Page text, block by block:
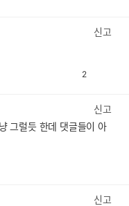
신고
2
신고
그럴듯 한데 댓글들이 아
신고